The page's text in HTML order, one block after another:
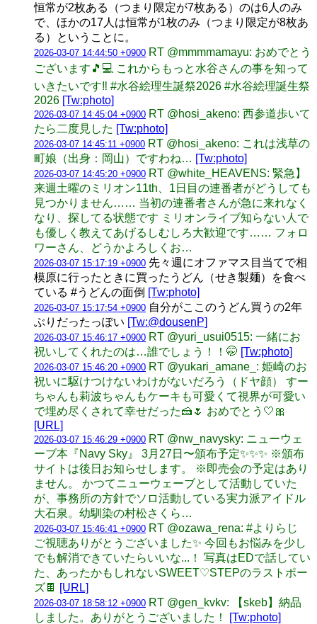
恒常が2枚ある（つまり限定が7枚ある）のは6人のみ
で、ほかの17人は恒常が1枚のみ（つまり限定が8枚あ
る）ということに。
2026-03-07 14:44:50 +0900 RT @mmmmamayu: おめでとう
ございます🎵💻 これからもっと水谷さんの事を知って
いきたいです‼️ #水谷絵理生誕祭2026 #水谷絵理誕生祭
2026 [Tw:photo]
2026-03-07 14:45:04 +0900 RT @hosi_akeno: 西参道歩いて
たら二度見した [Tw:photo]
2026-03-07 14:45:11 +0900 RT @hosi_akeno: これは浅草の
町娘（出身：岡山）ですわね… [Tw:photo]
2026-03-07 14:45:20 +0900 RT @white_HEAVENS: 緊急】
来週土曜のミリオン11th、1日目の連番者がどうしても
見つかりません…… 当初の連番者さんが急に来れなく
なり、探してる状態です ミリオンライブ知らない人で
も優しく教えてあげるしむしろ大歓迎です…… フォロ
ワーさん、どうかよろしくお…
2026-03-07 15:17:19 +0900 先々週にオファマス目当てで相
模原に行ったときに買ったうどん（せき製麺）を食べ
ている #うどんの面倒 [Tw:photo]
2026-03-07 15:17:54 +0900 自分がここのうどん買うの2年
ぶりだったっぽい [Tw:@dousenP]
2026-03-07 15:46:17 +0900 RT @yuri_usui0515: 一緒にお
祝いしてくれたのは…誰でしょう！！🤭 [Tw:photo]
2026-03-07 15:46:20 +0900 RT @yukari_amane_: 姫崎のお
祝いに駆けつけないわけがないだろう（ドヤ顔） すー
ちゃんも莉波ちゃんもケーキも可愛くて視界が可愛い
で埋め尽くされて幸せだった🍰🌷 おめでとう🤍🎀
[URL]
2026-03-07 15:46:29 +0900 RT @nw_navysky: ニューウェ
ーブ本『Navy Sky』 3月27日〜頒布予定✨✨✨ ※頒布
サイトは後日お知らせします。 ※即売会の予定はあり
ません。 かつてニューウェーブとして活動していた
が、事務所の方針でソロ活動している実力派アイドル
大石泉。幼馴染の村松さくら…
2026-03-07 15:46:41 +0900 RT @ozawa_rena: #よりらじ
ご視聴ありがとうございました✨ 今回もお悩みを少し
でも解消できていたらいいな...！ 写真はEDで話してい
た、あったかもしれないSWEET♡STEPのラストポー
ズ🍫
[URL]
2026-03-07 18:58:12 +0900 RT @gen_kvkv: 【skeb】納品
しました。ありがとうございました！
[Tw:photo]